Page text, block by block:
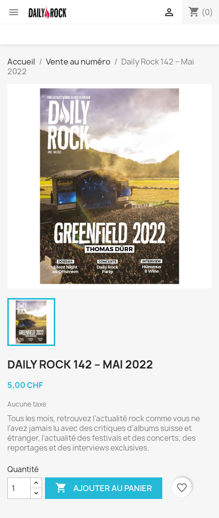
 shopping_cart (0)

Accueil Vente au numéro
Daily Rock 142 – Mai
2022
DAILY ROCK 142 – MAI 2022
5,00 CHF
Aucune taxe
Tous les mois, retrouvez l’actualité rock comme vous ne
l’avez jamais lu avec des critiques d’albums suisse et
étranger, l’actualité des festivals et des concerts; des
reportages et des interviews exclusives.
Quantité
 AJOUTER AU PANIER favorite_border